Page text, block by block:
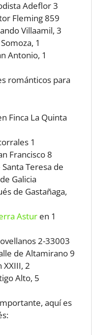
Adeflor 3
Fleming 859
Villaamil, 3
1
Antonio, 1
románticos para
Finca La Quinta
1
Francisco 8
Teresa de
Galicia
de Gastañaga,
Astur en 1
2-33003
de Altamirano 9
XXIII, 2
Alto, 5
aquí es